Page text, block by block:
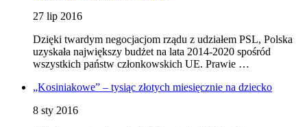
27 lip 2016
Dzięki twardym negocjacjom rządu z udziałem PSL, Polska
uzyskała największy budżet na lata 2014-2020 spośród
wszystkich państw członkowskich UE. Prawie …
„Kosiniakowe” – tysiąc złotych miesięcznie na dziecko
8 sty 2016